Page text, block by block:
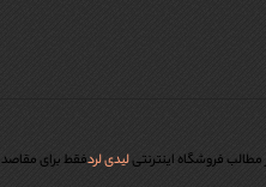
مطالب فروشگاه اینترنتیلیدی لردفقط برای